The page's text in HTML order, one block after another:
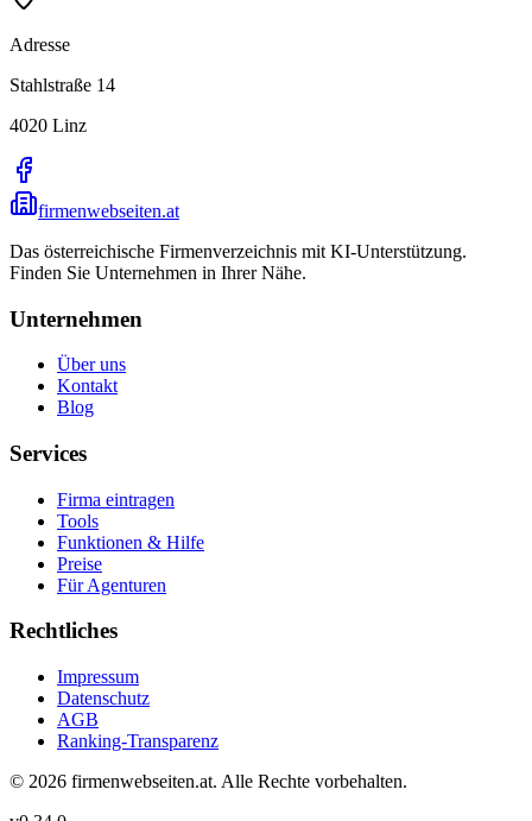
Adresse
Stahlstraße 14
4020 Linz
firmenwebseiten.at
Das österreichische Firmenverzeichnis mit KI-Unterstützung.
Finden Sie Unternehmen in Ihrer Nähe.
Unternehmen
Über uns
Kontakt
Blog
Services
Firma eintragen
Tools
Funktionen & Hilfe
Preise
Für Agenturen
Rechtliches
Impressum
Datenschutz
AGB
Ranking-Transparenz
© 2026 firmenwebseiten.at. Alle Rechte vorbehalten.